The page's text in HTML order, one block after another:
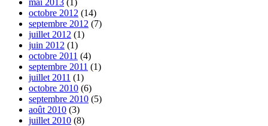
octobre 2012 (14)
septembre 2012 (7)
juillet 2012 (1)
juin 2012 (1)
octobre 2011 (4)
septembre 2011 (1)
juillet 2011 (1)
octobre 2010 (6)
septembre 2010 (5)
août 2010 (3)
juillet 2010 (8)